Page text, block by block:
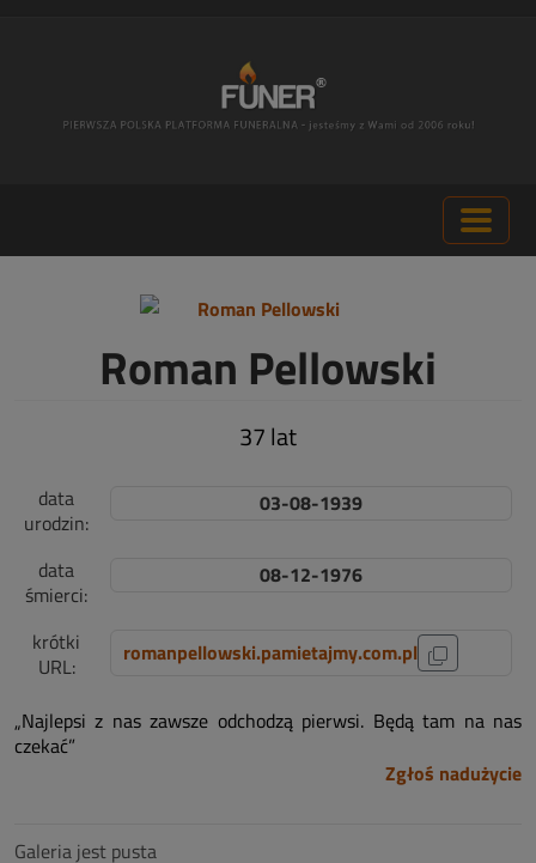
Roman Pellowski
37 lat
data
urodzin:
03-08-1939
data
śmierci:
08-12-1976
krótki
URL:
romanpellowski.pamietajmy.com.pl
„Najlepsi z nas zawsze odchodzą pierwsi. Będą tam na nas
czekać”
Zgłoś nadużycie
Galeria jest pusta